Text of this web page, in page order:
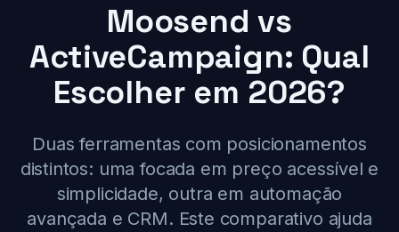
Moosend vs
ActiveCampaign: Qual
Escolher em 2026?
Duas ferramentas com posicionamentos
distintos: uma focada em preço acessível e
simplicidade, outra em automação
avançada e CRM. Este comparativo ajuda